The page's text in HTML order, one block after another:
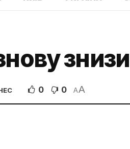
0 0 AA